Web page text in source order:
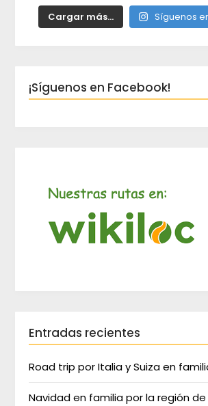
Cargar más... Síguenos
¡Síguenos en Facebook!
Entradas recientes
Road trip por Italia y Suiza en
Navidad en familia por la región